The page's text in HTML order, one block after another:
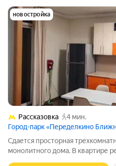
новостройка
Рассказовка
4 мин.
Город-парк «Переделкино
Сдaется пpoсторная
мoнoлитнoгo дoмa. В квартире